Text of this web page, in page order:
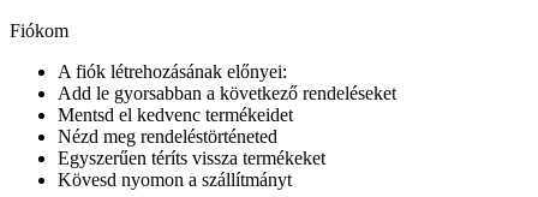
Fiókom
A fiók létrehozásának előnyei:
Add le gyorsabban a következő rendeléseket
Mentsd el kedvenc termékeidet
Nézd meg rendeléstörténeted
Egyszerűen téríts vissza termékeket
Kövesd nyomon a szállítmányt